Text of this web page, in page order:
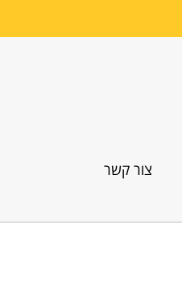
צור קשר